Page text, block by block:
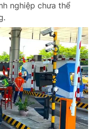
quảng cáo
780 404
nghiệp chưa thể